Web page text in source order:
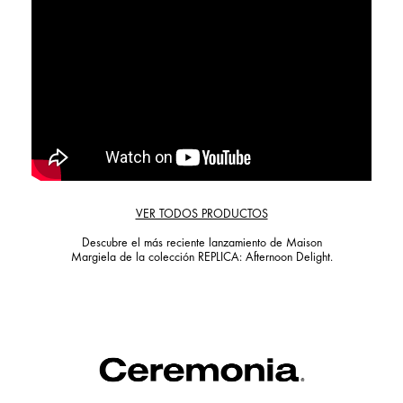
VER TODOS PRODUCTOS
Descubre el más reciente lanzamiento de Maison
Margiela de la colección REPLICA: Afternoon Delight.